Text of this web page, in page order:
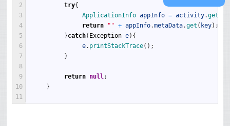
2
3
4
5
6
7
8
9
10
11
try{
ApplicationInfo appInfo = activity.
return
"" + appInfo.metaData.get ( key) ;
}catch( Exception e) {
e. printStackTrace( ) ;
}
return null;
}